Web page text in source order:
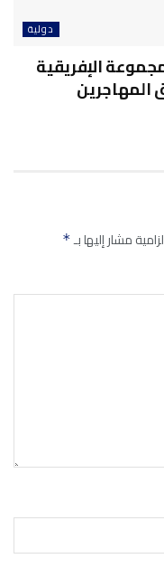
دولية
الإفريقية
المهاجرين
مشار إليها بـ*